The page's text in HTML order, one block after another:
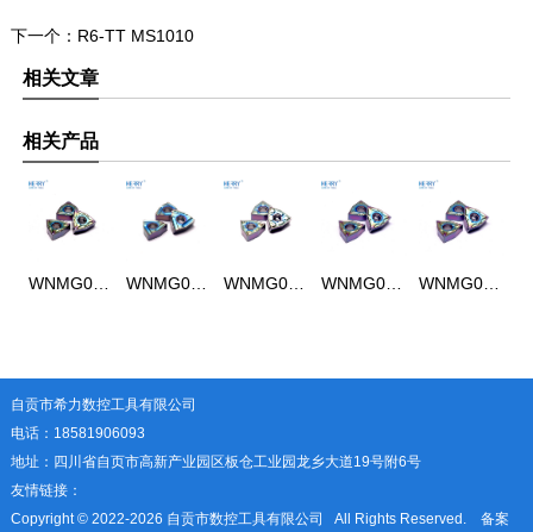
下一个： R6-TT MS1010
相关文章
相关产品
WNMG080408-SL MS1010 WNMG080408L-S MS1010 WNMG080408-63 MS1010 WNMG080404-SL MS1010 WNMG080404-MS MS1010
自贡市希力数控工具有限公司
电话：18581906093
地址：四川省自页市高新产业园区板仓工业园龙乡大道19号附6号
友情链接：
Copyright © 2022-2026 自贡市数控工具有限公司 All Rights Reserved. 备案